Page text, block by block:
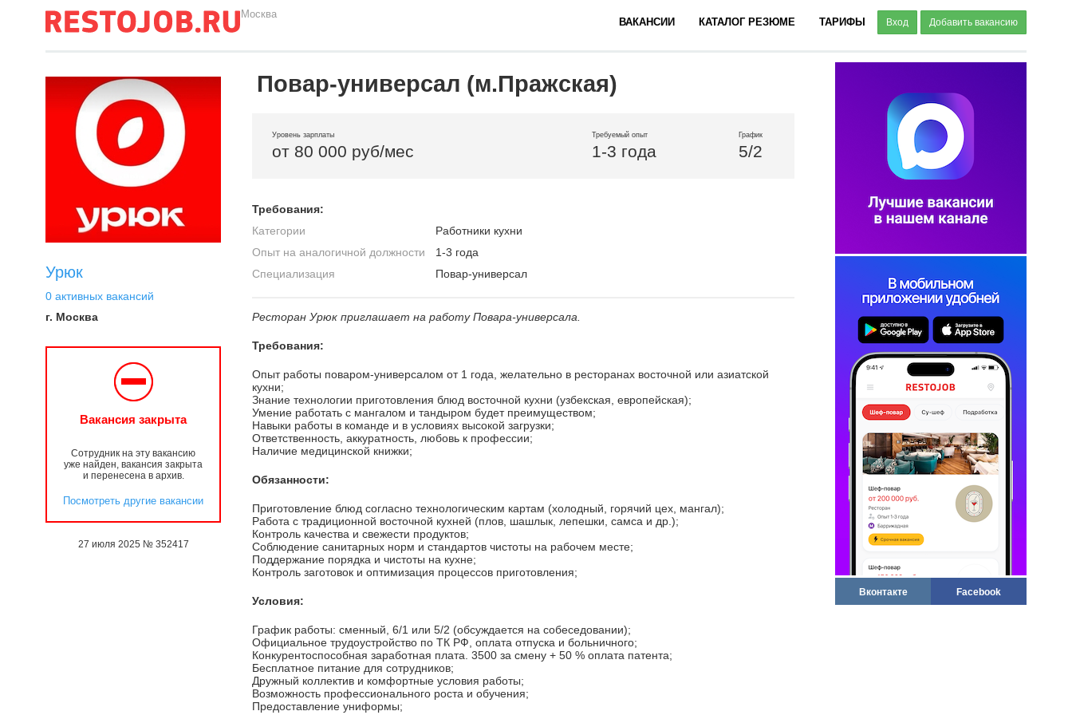
Москва
ВАКАНСИИ КАТАЛОГ РЕЗЮМЕ ТАРИФЫ Вход Добавить вакансию
Вконтакте Facebook
Урюк
0 активных вакансий
г. Москва
Вакансия закрыта
Сотрудник на эту вакансию
уже найден, вакансия закрыта
и перенесена в архив.
Посмотреть другие вакансии
27 июля 2025 № 352417
Повар-универсал (м.Пражская)
Уровень зарплаты
от 80 000 руб/мес
Требуемый опыт
1-3 года
График
5/2
Требования:
Категории
Работники кухни
Опыт на аналогичной должности
1-3 года
Специализация
Повар-универсал
Ресторан Урюк приглашает на работу Повара-универсала.
Требования:
Опыт работы поваром-универсалом от 1 года, желательно в ресторанах восточной или азиатской
кухни;
Знание технологии приготовления блюд восточной кухни (узбекская, европейская);
Умение работать с мангалом и тандыром будет преимуществом;
Навыки работы в команде и в условиях высокой загрузки;
Ответственность, аккуратность, любовь к профессии;
Наличие медицинской книжки;
Обязанности:
Приготовление блюд согласно технологическим картам (холодный, горячий цех, мангал);
Работа с традиционной восточной кухней (плов, шашлык, лепешки, самса и др.);
Контроль качества и свежести продуктов;
Соблюдение санитарных норм и стандартов чистоты на рабочем месте;
Поддержание порядка и чистоты на кухне;
Контроль заготовок и оптимизация процессов приготовления;
Условия:
График работы: сменный, 6/1 или 5/2 (обсуждается на собеседовании);
Официальное трудоустройство по ТК РФ, оплата отпуска и больничного;
Конкурентоспособная заработная плата. 3500 за смену + 50 % оплата патента;
Бесплатное питание для сотрудников;
Дружный коллектив и комфортные условия работы;
Возможность профессионального роста и обучения;
Предоставление униформы;